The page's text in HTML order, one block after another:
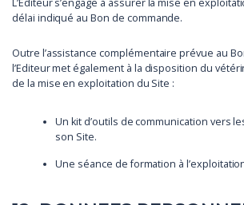
L’Editeur s’engage à assurer la mise en
délai indiqué au Bon de commande.
Outre l’assistance complémentaire prévue au
l’Editeur met également à la disposition du
de la mise en exploitation du Site :
Un kit d’outils de communication vers
son Site.
Une séance de formation à